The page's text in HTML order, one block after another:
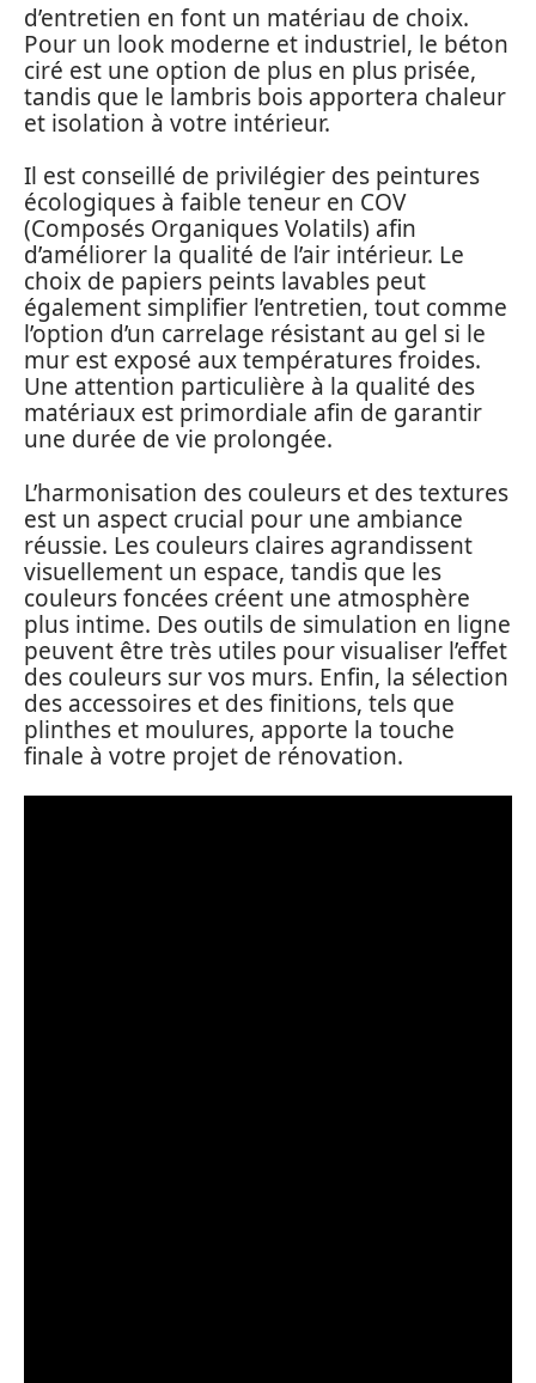
d’entretien en font un matériau de choix.
Pour un look moderne et industriel, le béton
ciré est une option de plus en plus prisée,
tandis que le lambris bois apportera chaleur
et isolation à votre intérieur.
Il est conseillé de privilégier des peintures
écologiques à faible teneur en COV
(Composés Organiques Volatils) afin
d’améliorer la qualité de l’air intérieur. Le
choix de papiers peints lavables peut
également simplifier l’entretien, tout comme
l’option d’un carrelage résistant au gel si le
mur est exposé aux températures froides.
Une attention particulière à la qualité des
matériaux est primordiale afin de garantir
une durée de vie prolongée.
L’harmonisation des couleurs et des textures
est un aspect crucial pour une ambiance
réussie. Les couleurs claires agrandissent
visuellement un espace, tandis que les
couleurs foncées créent une atmosphère
plus intime. Des outils de simulation en ligne
peuvent être très utiles pour visualiser l’effet
des couleurs sur vos murs. Enfin, la sélection
des accessoires et des finitions, tels que
plinthes et moulures, apporte la touche
finale à votre projet de rénovation.